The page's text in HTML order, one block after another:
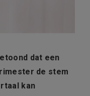
dat een
de stem
kan